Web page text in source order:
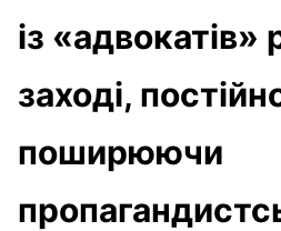
із «адвокатів»
заході,
поширюючи